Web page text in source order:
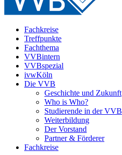
Fachkreise
Treffpunkte
Fachthema
VVBintern
VVBspezial
ivwKöln
Die VVB
Geschichte und Zukunft
Who is Who?
Studierende in der VVB
Weiterbildung
Der Vorstand
Partner & Förderer
Fachkreise